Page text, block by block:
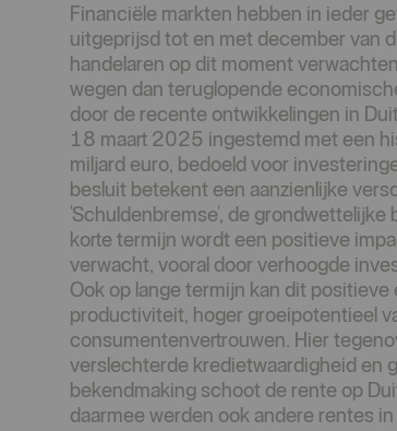
Financiële markten hebben in ieder
uitgeprijsd tot en met december van
handelaren op dit moment
wegen dan teruglopende
door de recente ontwikkelingen in
18 maart 2025 ingestemd met een
miljard euro, bedoeld voor
besluit betekent een aanzienlijke
'Schuldenbremse', de
korte termijn wordt een positieve
verwacht, vooral door verhoogde
Ook op lange termijn kan dit
productiviteit, hoger groeipotentieel
consumentenvertrouwen. Hier
verslechterde kredietwaardigheid en
bekendmaking schoot de rente op
daarmee werden ook andere rentes